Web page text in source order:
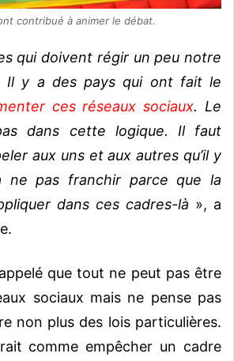
contribué à animer le débat.
qui doivent régir un peu notre
Il y a des pays qui ont fait le
ces réseaux sociaux. Le
dans cette logique. Il faut
aux uns et aux autres qu’il y
ne pas franchir parce que la
dans ces cadres-là », a
que tout ne peut pas être
sociaux mais ne pense pas
non plus des lois particulières.
comme empêcher un cadre